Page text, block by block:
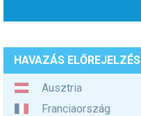
HAVAZÁS ELŐREJELZÉS
Ausztria
Franciaország